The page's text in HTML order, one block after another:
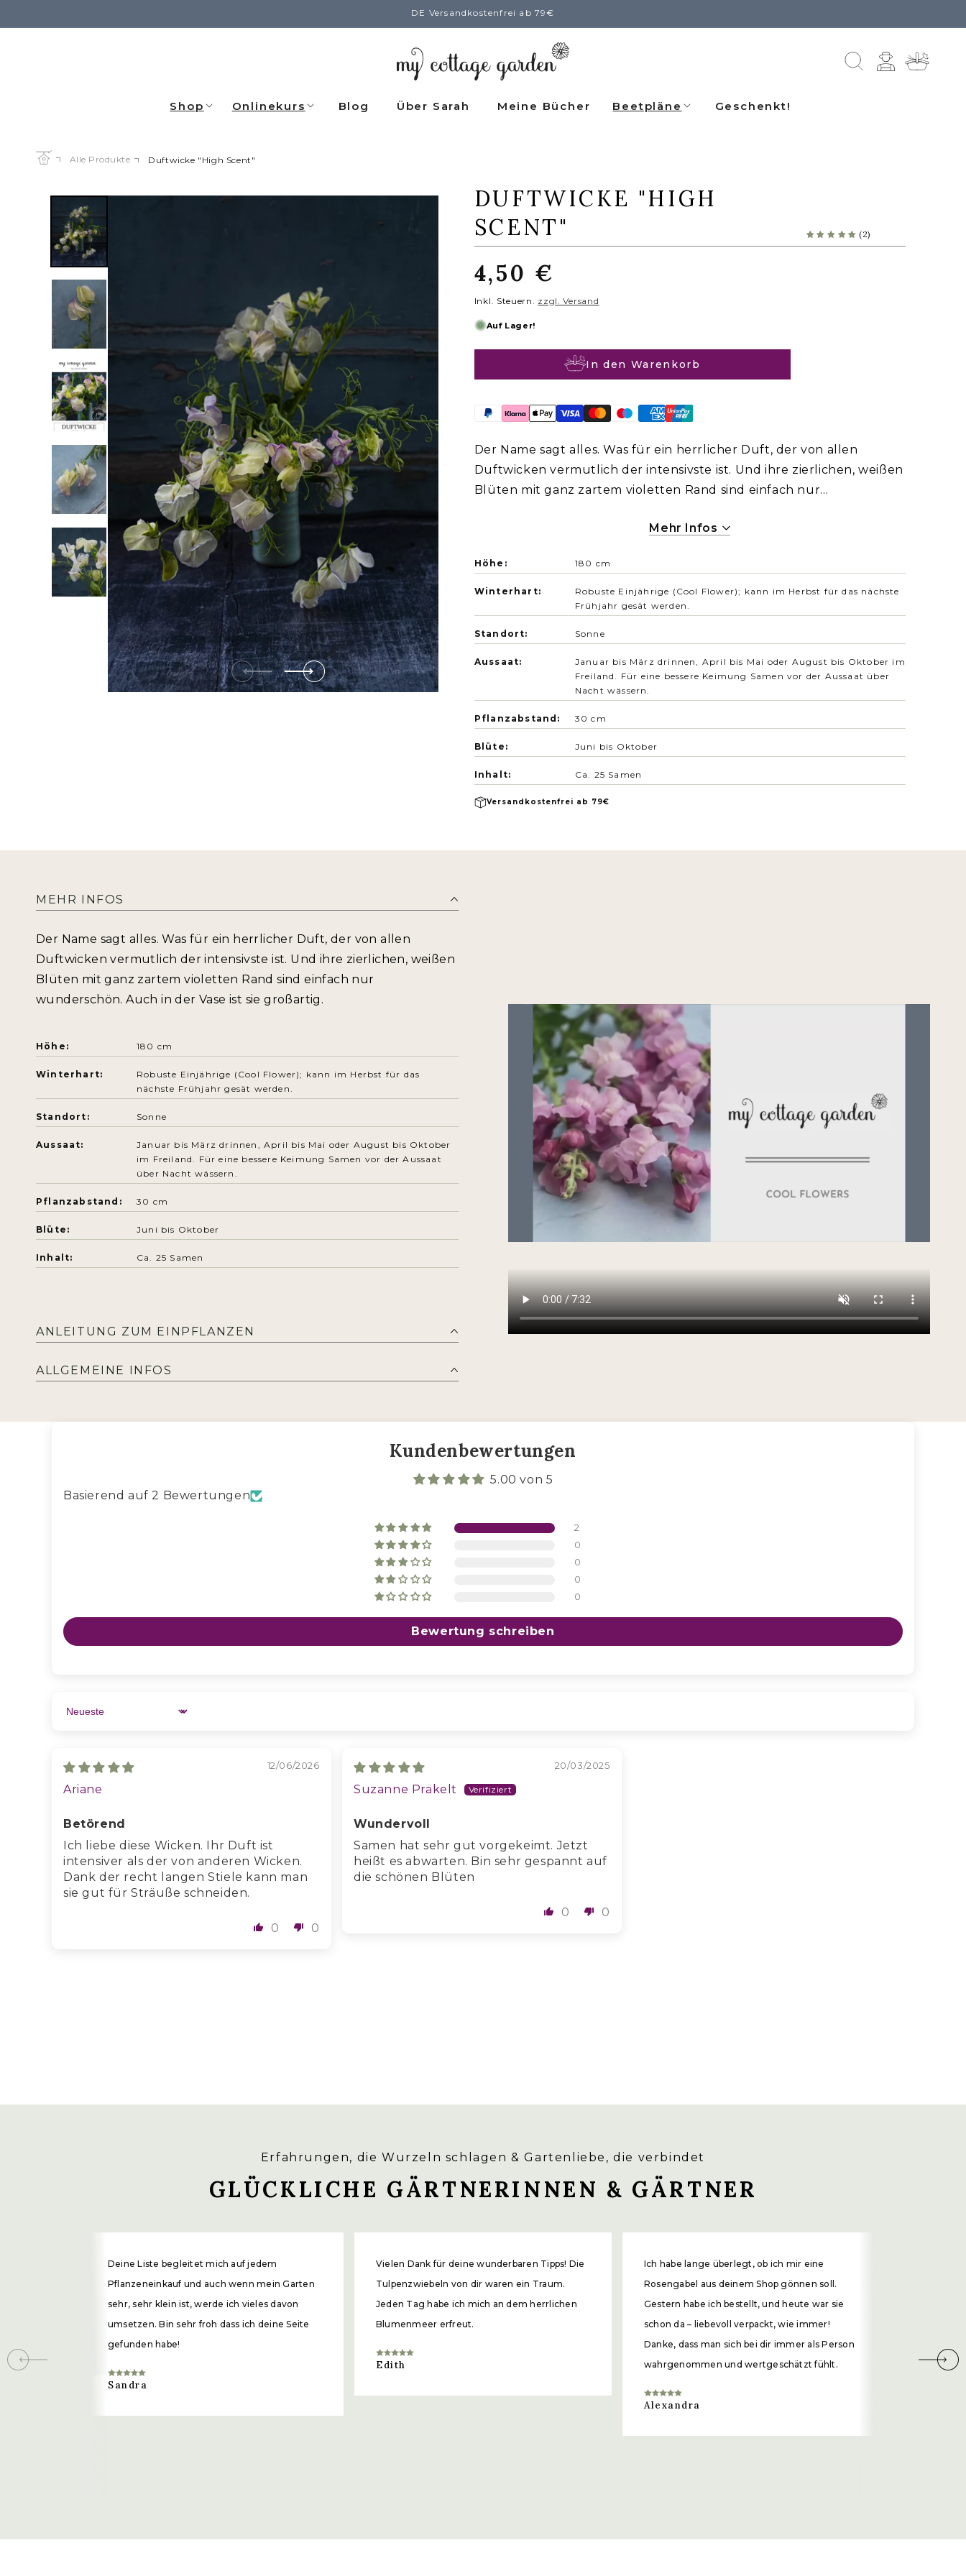
Inhalt
DE Versandkostenfrei ab 79€
Shop Onlinekurs Blog Über Sarah Meine Bücher Beetpläne Geschenkt!
EinloggenWarenkorb
Alle Produkte Duftwicke "High Scent"
DUFTWICKE "HIGH
SCENT"
(2)
Normaler
Preis
4,50 €
Inkl. Steuern. zzgl. Versand
Auf Lager!
In den Warenkorb
Der Name sagt alles. Was für ein herrlicher Duft, der von allen
Duftwicken vermutlich der intensivste ist. Und ihre zierlichen, weißen
Blüten mit ganz zartem violetten Rand sind einfach nur
Mehr Infos
Höhe: 180 cm
Winterhart:
Robuste Einjährige (Cool Flower); kann im Herbst für das nächste
Frühjahr gesät werden.
Standort: Sonne
Aussaat:
Januar bis März drinnen, April bis Mai oder August bis Oktober im
Freiland. Für eine bessere Keimung Samen vor der Aussaat über
Nacht wässern.
Pflanzabstand: 30 cm
Blüte: Juni bis Oktober
Inhalt: Ca. 25 Samen
Versandkostenfrei ab 79€
MEHR INFOS
Der Name sagt alles. Was für ein herrlicher Duft, der von allen
Duftwicken vermutlich der intensivste ist. Und ihre zierlichen, weißen
Blüten mit ganz zartem violetten Rand sind einfach nur
wunderschön. Auch in der Vase ist sie großartig.
Höhe: 180 cm
Winterhart:
Robuste Einjährige (Cool Flower); kann im Herbst für das
nächste Frühjahr gesät werden.
Standort: Sonne
Aussaat:
Januar bis März drinnen, April bis Mai oder August bis Oktober
im Freiland. Für eine bessere Keimung Samen vor der Aussaat
über Nacht wässern.
Pflanzabstand: 30 cm
Blüte: Juni bis Oktober
Inhalt: Ca. 25 Samen
ANLEITUNG ZUM EINPFLANZEN
AUSSAAT
ALLGEMEINE INFOS
Kundenbewertungen
5.00 von 5
Basierend auf 2 Bewertungen
2
0
0
0
0
Bewertung schreiben
Sort by
12/06/2026
Ariane
Betörend
Ich liebe diese Wicken. Ihr Duft ist
intensiver als der von anderen Wicken.
Dank der recht langen Stiele kann man
sie gut für Sträuße schneiden.
0 0
20/03/2025
Suzanne Präkelt
Wundervoll
Samen hat sehr gut vorgekeimt. Jetzt
heißt es abwarten. Bin sehr gespannt auf
die schönen Blüten
0 0
Erfahrungen, die Wurzeln schlagen & Gartenliebe, die verbindet
GLÜCKLICHE GÄRTNERINNEN & GÄRTNER
Deine Liste begleitet mich auf jedem
Pflanzeneinkauf und auch wenn mein Garten
sehr, sehr klein ist, werde ich vieles davon
umsetzen. Bin sehr froh dass ich deine Seite
gefunden habe!
Sandra
Vielen Dank für deine wunderbaren Tipps! Die
Tulpenzwiebeln von dir waren ein Traum.
Jeden Tag habe ich mich an dem herrlichen
Blumenmeer erfreut.
Edith
Ich habe lange überlegt, ob ich mir eine
Rosengabel aus deinem Shop gönnen soll.
Gestern habe ich bestellt, und heute war sie
schon da – liebevoll verpackt, wie immer!
Danke, dass man sich bei dir immer als Person
wahrgenommen und wertgeschätzt fühlt.
Alexandra
so viel